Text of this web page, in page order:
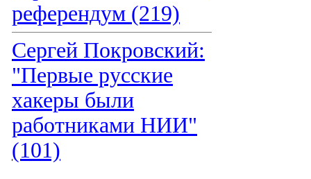
референдум (219)
Сергей Покровский:
"Первые русские
хакеры были
работниками НИИ"
(101)